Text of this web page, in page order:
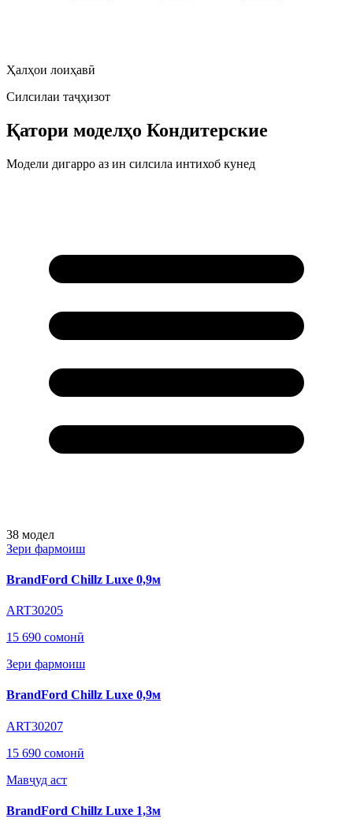
Ҳалҳои лоиҳавӣ
Силсилаи таҷҳизот
Қатори моделҳо Кондитерские
Модели дигарро аз ин силсила интихоб кунед
38 модел
Зери фармоиш
BrandFord Chillz Luxe 0,9м
ART30205
15 690 сомонӣ
Зери фармоиш
BrandFord Chillz Luxe 0,9м
ART30207
15 690 сомонӣ
Мавҷуд аст
BrandFord Chillz Luxe 1,3м